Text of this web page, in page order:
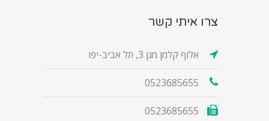
צרו איתי קשר
אלוף קלמן מגן 3, תל אביב-יפו
0523685655
0523685655